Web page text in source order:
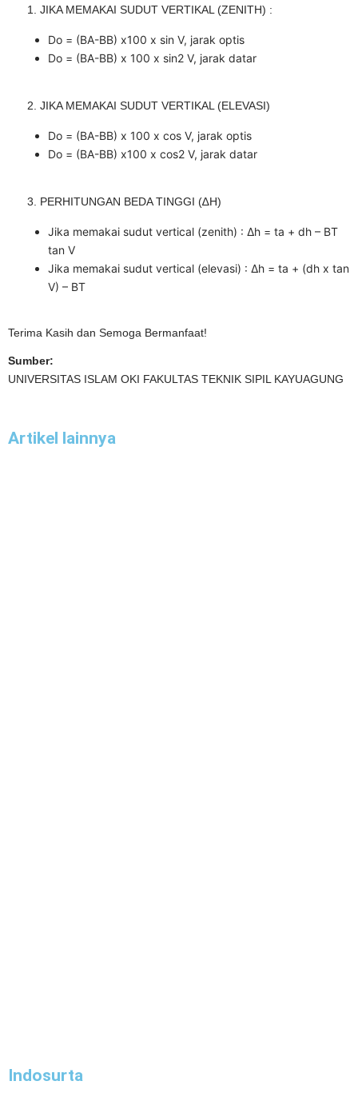
JIKA MEMAKAI SUDUT VERTIKAL (ZENITH) :
Do = (BA-BB) x100 x sin V, jarak optis
Do = (BA-BB) x 100 x sin2 V, jarak datar
JIKA MEMAKAI SUDUT VERTIKAL (ELEVASI)
Do = (BA-BB) x 100 x cos V, jarak optis
Do = (BA-BB) x100 x cos2 V, jarak datar
PERHITUNGAN BEDA TINGGI (∆H)
Jika memakai sudut vertical (zenith) : ∆h = ta + dh – BT
tan V
Jika memakai sudut vertical (elevasi) : ∆h = ta + (dh x tan
V) – BT
Terima Kasih dan Semoga Bermanfaat!
Sumber:
UNIVERSITAS ISLAM OKI FAKULTAS TEKNIK SIPIL KAYUAGUNG
Artikel lainnya
Indosurta